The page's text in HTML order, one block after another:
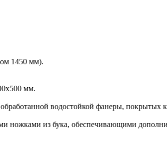
1450 мм).
мм.
водостойкой фанеры, покрытых
ножками из бука, обеспечивающими